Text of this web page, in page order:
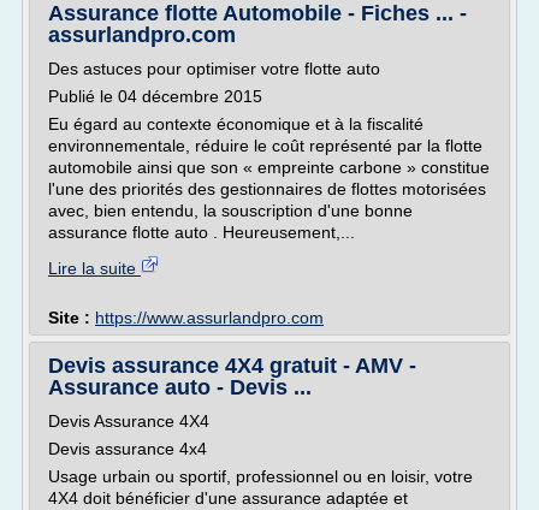
Assurance flotte Automobile - Fiches ... -
assurlandpro.com
Des astuces pour optimiser votre flotte auto
Publié le 04 décembre 2015
Eu égard au contexte économique et à la fiscalité
environnementale, réduire le coût représenté par la flotte
automobile ainsi que son « empreinte carbone » constitue
l'une des priorités des gestionnaires de flottes motorisées
avec, bien entendu, la souscription d'une bonne
assurance flotte auto . Heureusement,...
Lire la suite
Site : https://www.assurlandpro.com
Devis assurance 4X4 gratuit - AMV -
Assurance auto - Devis ...
Devis Assurance 4X4
Devis assurance 4x4
Usage urbain ou sportif, professionnel ou en loisir, votre
4X4 doit bénéficier d'une assurance adaptée et